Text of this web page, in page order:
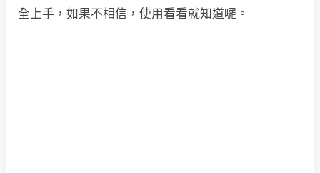
全上手，如果不相信，使用看看就知道囉。